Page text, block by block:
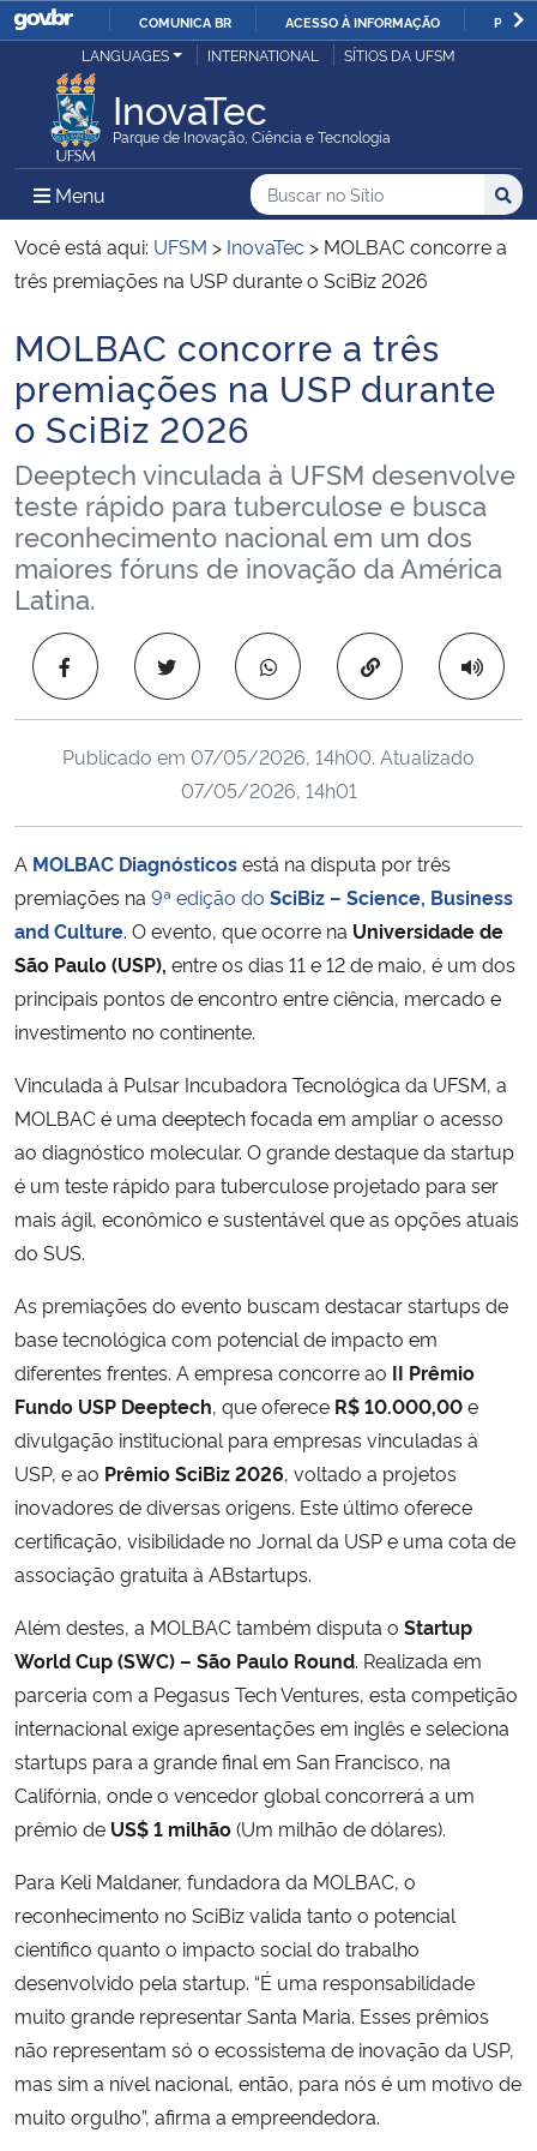
IR
COMUNICA BR ACESSO À INFORMAÇÃO
Ministério da Justiça e Segurança Pública
Ministério da Defesa
Ministério das Relações Exteriores
Ministério da Infraestrutura
Ministério da Agricultura, Pecuária e Abastecimento
Ministério da Educação
Ministério da Cidadania
Ministério de Minas e Energia
Ministério da Ciência, Tecnologia, Inovações e Comunicações
Ministério do Turismo
Ministério do Desenvolvimento Regional
Controladoria-Geral da União
Secretaria-Geral
Secretaria de Governo
Gabinete de Segurança Institucional
Advocacia-Geral da União
Banco Central do Brasil
Planalto
LANGUAGES INTERNATIONAL SÍTIOS DA UFSM
InovaTec
Parque de Inovação, Ciência e Tecnologia
Menu Menu Principal do Sítio
Busca
Buscar no no Sítio
Busca:
Você está aqui: UFSM > InovaTec > MOLBAC concorre a
três premiações na USP durante o SciBiz 2026
Início do conteúdo
MOLBAC concorre a três
premiações na USP durante
o SciBiz 2026
Deeptech vinculada à UFSM desenvolve
teste rápido para tuberculose e busca
reconhecimento nacional em um dos
maiores fóruns de inovação da América
Latina.
Copiar para área
Publicado em 07/05/2026, 14h00. Atualizado
07/05/2026, 14h01
A MOLBAC Diagnósticosestá na disputa por três
premiações na 9ª edição do SciBiz – Science, Business
and Culture. O evento, que ocorre na Universidade de
São Paulo (USP), entre os dias 11 e 12 de maio, é um dos
principais pontos de encontro entre ciência, mercado e
investimento no continente.
Vinculada à Pulsar Incubadora Tecnológica da UFSM, a
MOLBAC é uma deeptech focada em ampliar o acesso
ao diagnóstico molecular. O grande destaque da startup
é um teste rápido para tuberculose projetado para ser
mais ágil, econômico e sustentável que as opções atuais
do SUS.
As premiações do evento buscam destacar startups de
base tecnológica com potencial de impacto em
diferentes frentes. A empresa concorre ao II Prêmio
Fundo USP Deeptech, que oferece R$ 10.000,00e
divulgação institucional para empresas vinculadas à
USP, e ao Prêmio SciBiz 2026, voltado a projetos
inovadores de diversas origens. Este último oferece
certificação, visibilidade no Jornal da USP e uma cota de
associação gratuita à ABstartups.
Além destes, a MOLBAC também disputa o Startup
World Cup (SWC) – São Paulo Round. Realizada em
parceria com a Pegasus Tech Ventures, esta competição
internacional exige apresentações em inglês e seleciona
startups para a grande final em San Francisco, na
Califórnia, onde o vencedor global concorrerá a um
prêmio de US$ 1 milhão(Um milhão de dólares).
Para Keli Maldaner, fundadora da MOLBAC, o
reconhecimento no SciBiz valida tanto o potencial
científico quanto o impacto social do trabalho
desenvolvido pela startup. “É uma responsabilidade
muito grande representar Santa Maria. Esses prêmios
não representam só o ecossistema de inovação da USP,
mas sim a nível nacional, então, para nós é um motivo de
muito orgulho”, afirma a empreendedora.